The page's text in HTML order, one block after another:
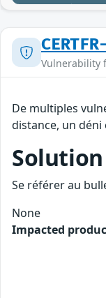
Vulnerability
De multiples
distance, un
Solution
Se référer au
None
Impacted